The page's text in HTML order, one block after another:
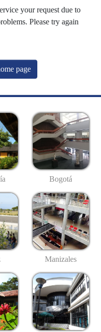
your request due to
Please try again
page
Bogotá
Manizales